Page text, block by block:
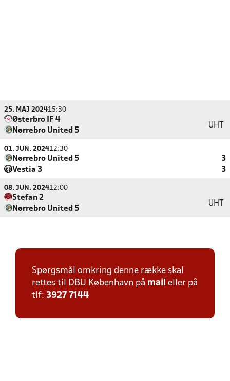
25. MAJ 202415:30
Østerbro IF 4
Nørrebro United 5
UHT
01. JUN. 202412:30
Nørrebro United 5
3
Vestia 3
3
08. JUN. 202412:00
Stefan 2
Nørrebro United 5
UHT
Spørgsmål omkring denne række skal
rettes til DBU København på mail eller på
tlf: 3927 7144